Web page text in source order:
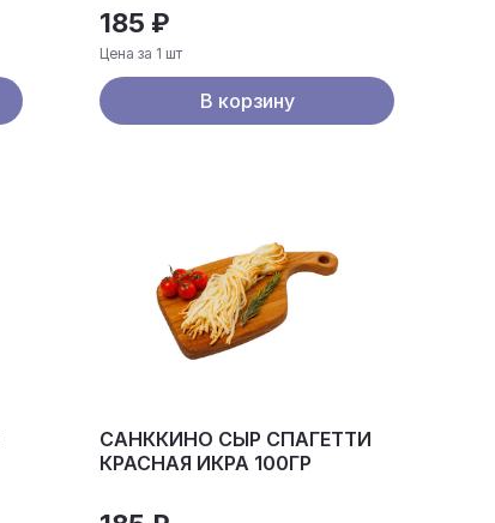
185 ₽
Цена за 1 шт
В корзину
САНККИНО СЫР СПАГЕТТИ
КРАСНАЯ ИКРА 100ГР